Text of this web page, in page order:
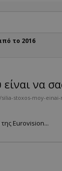
το 2016
είναι να
stoxos-moy-einai-
της Eurovision...